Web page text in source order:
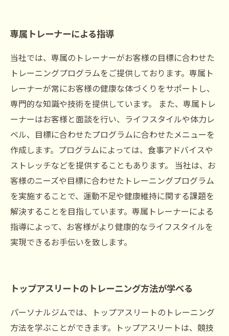
専属トレーナーによる指導
当社では、専属のトレーナーがお客様の目標に合わせた
トレーニングプログラムをご提供しております。専属ト
レーナーが常にお客様の健康な体づくりをサポートし、
専門的な知識や技術を提供しています。 また、専属トレ
ーナーはお客様と面談を行い、ライフスタイルや体力レ
ベル、目標に合わせたプログラムに合わせたメニューを
作成します。プログラムによっては、食事アドバイスや
ストレッチなどを提供することもあります。 当社は、お
客様のニーズや目標に合わせたトレーニングプログラム
を実施することで、運動不足や健康維持に関する課題を
解決することを目指しています。専属トレーナーによる
指導によって、お客様がより健康的なライフスタイルを
実現できるお手伝いを致します。
トップアスリートのトレーニング方法が学べる
パーソナルジムでは、トップアスリートのトレーニング
方法を学ぶことができます。トップアスリートは、競技